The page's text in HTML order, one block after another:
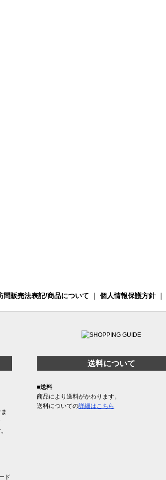
問販売法表記/商品について 個人情報保護方針｜
ド
送料について
■送料
商品により送料がかわります。
送料についての詳細はこちら